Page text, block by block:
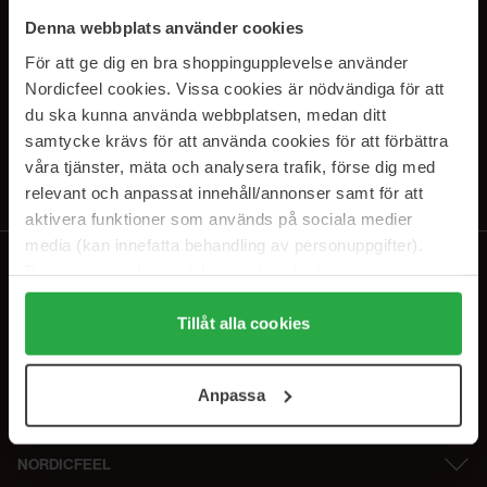
Denna webbplats använder cookies
För att ge dig en bra shoppingupplevelse använder
Nordicfeel cookies. Vissa cookies är nödvändiga för att
du ska kunna använda webbplatsen, medan ditt
samtycke krävs för att använda cookies för att förbättra
våra tjänster, mäta och analysera trafik, förse dig med
relevant och anpassat innehåll/annonser samt för att
aktivera funktioner som används på sociala medier
media (kan innefatta behandling av personuppgifter).
Genom att trycka på "Tillåt alla cookies" accepterar du
alla cookies, medan du under "Detaljer" kan anpassa
användningen av cookies. Du kan när som helst återkalla
samt vår Integritetspolicy.
Tillåt alla cookies
Anpassa
SUBSCRIBE TO OUR
NEWSLETTER
E-mail
Ved at abonnere accepterer du voresprivatlivspolitik. Afmeld til enhver
NORDICFEEL